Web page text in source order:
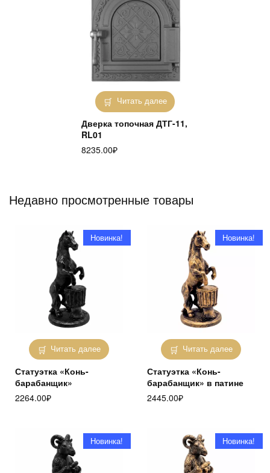
Читать далее
Дверка топочная ДТГ-11,
RL01
8235.00₽
Недавно просмотренные товары
Читать далее
Новинка!
Статуэтка «Конь-
барабанщик»
2264.00₽
Читать далее
Новинка!
Статуэтка «Конь-
барабанщик» в патине
2445.00₽
Новинка! Новинка!